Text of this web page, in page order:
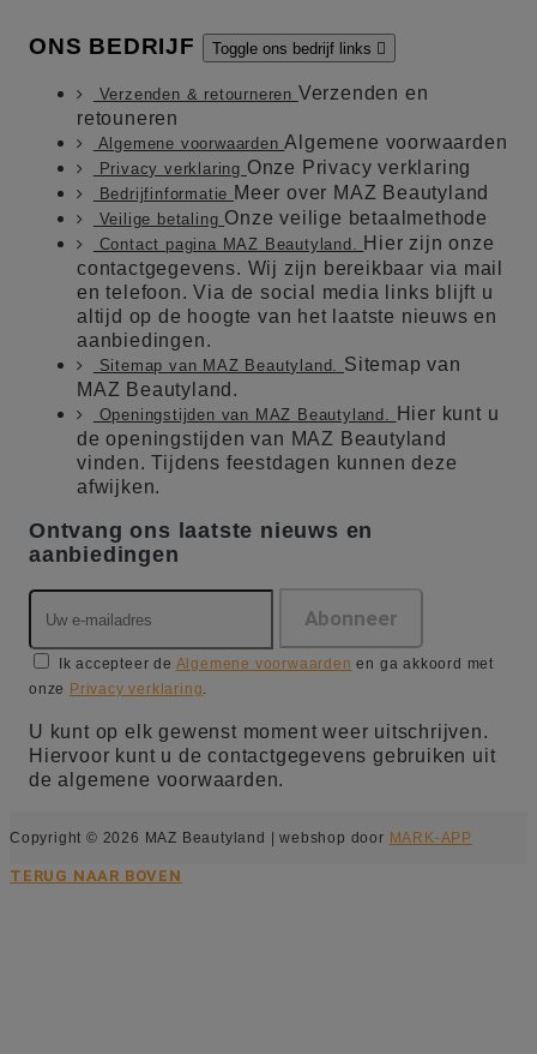
ONS BEDRIJF Toggle ons bedrijf links 
Verzenden & retourneren Verzenden en
retouneren
Algemene voorwaardenAlgemene voorwaarden
Privacy verklaring Onze Privacy verklaring
Bedrijfinformatie Meer over MAZ Beautyland
Veilige betaling Onze veilige betaalmethode
Contact pagina MAZ Beautyland.
Hier zijn onze
contactgegevens. Wij zijn bereikbaar via mail
en telefoon. Via de social media links blijft u
altijd op de hoogte van het laatste nieuws en
aanbiedingen.
Sitemap van MAZ Beautyland. Sitemap van
MAZ Beautyland.
Openingstijden van MAZ Beautyland.
Hier kunt u
de openingstijden van MAZ Beautyland
vinden. Tijdens feestdagen kunnen deze
afwijken.
Ontvang ons laatste nieuws en
aanbiedingen
Ik accepteer de Algemene voorwaarden en ga akkoord met
onze Privacy verklaring.
U kunt op elk gewenst moment weer uitschrijven.
Hiervoor kunt u de contactgegevens gebruiken uit
de algemene voorwaarden.
Copyright © 2026 MAZ Beautyland | webshop door MARK-APP
TERUG NAAR BOVEN